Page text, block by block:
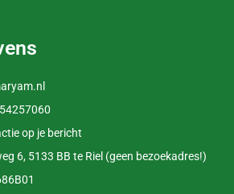
op je bericht
6, 5133 BB te Riel (geen bezoekadres!)